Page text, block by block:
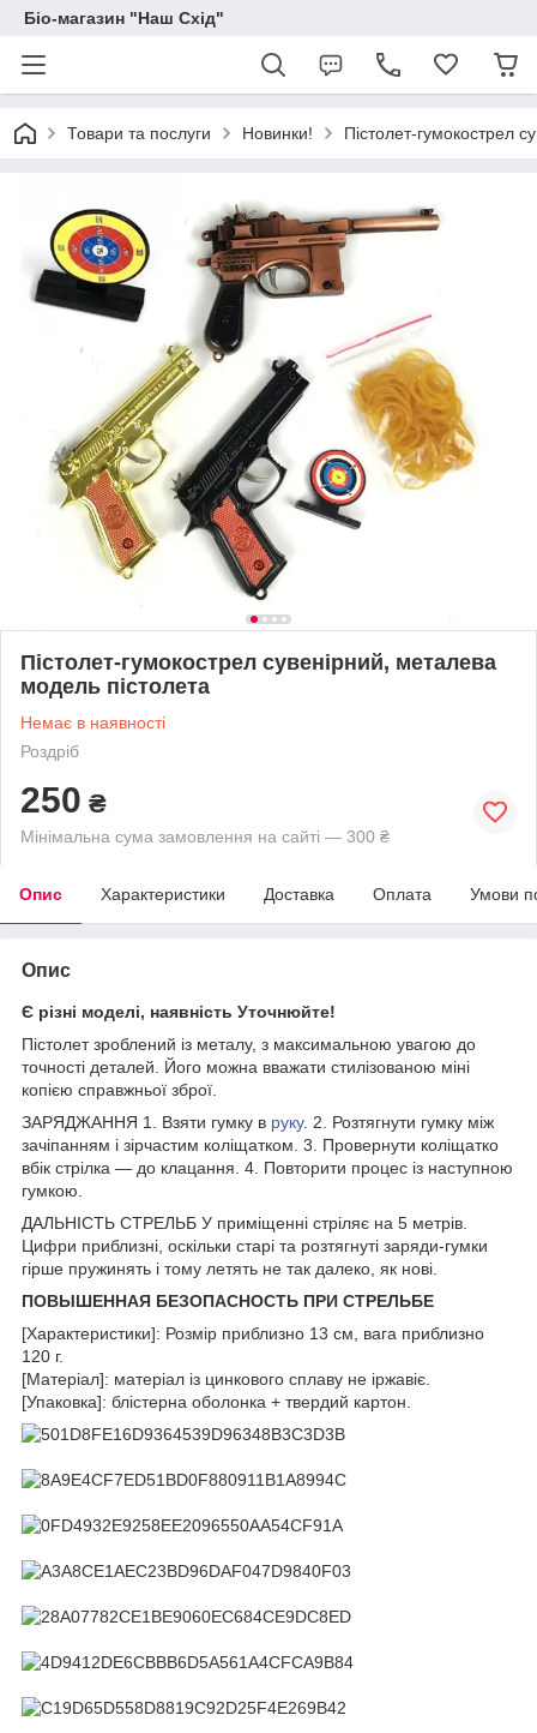
Біо-магазин "Наш Схід"
Товари та послуги Новинки! Пістолет-гумокострел
Пістолет-гумокострел сувенірний, металева
модель пістолета
Немає в наявності
Роздріб
250 ₴
Мінімальна сума замовлення на сайті — 300 ₴
Опис Характеристики Доставка Оплата Умови
Опис
Є різні моделі, наявність Уточнюйте!
Пістолет зроблений із металу, з максимальною увагою до
точності деталей. Його можна вважати стилізованою міні
копією справжньої зброї.
ЗАРЯДЖАННЯ 1. Взяти гумку в руку. 2. Розтягнути гумку між
зачіпанням і зірчастим коліщатком. 3. Провернути коліщатко
вбік стрілка — до клацання. 4. Повторити процес із наступною
гумкою.
ДАЛЬНІСТЬ СТРЕЛЬБ У приміщенні стріляє на 5 метрів.
Цифри приблизні, оскільки старі та розтягнуті заряди-гумки
гірше пружинять і тому летять не так далеко, як нові.
ПОВЫШЕННАЯ БЕЗОПАСНОСТЬ ПРИ СТРЕЛЬБЕ
[Характеристики]: Розмір приблизно 13 см, вага приблизно
120 г.
[Матеріал]: матеріал із цинкового сплаву не іржавіє.
[Упаковка]: блістерна оболонка + твердий картон.